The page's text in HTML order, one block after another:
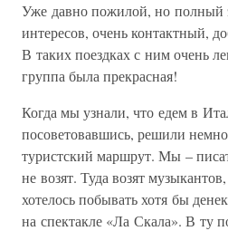
Уже давно пожилой, но полный
интересов, очень контактный,
В таких поездках с ним очень
группа была прекрасная!
Когда мы узнали, что едем в
посоветовавшись, решили
туристский маршрут. Мы –
не возят. Туда возят
хотелось побывать хотя бы
на спектакле «Ла Скала». В ту